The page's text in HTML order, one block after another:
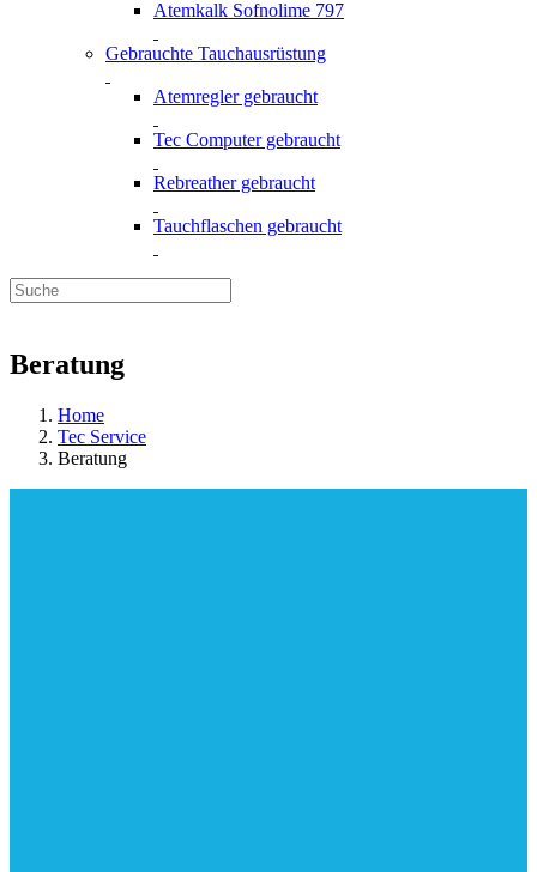
Atemkalk Sofnolime 797
Gebrauchte Tauchausrüstung
Atemregler gebraucht
Tec Computer gebraucht
Rebreather gebraucht
Tauchflaschen gebraucht
Beratung
Home
Tec Service
Beratung